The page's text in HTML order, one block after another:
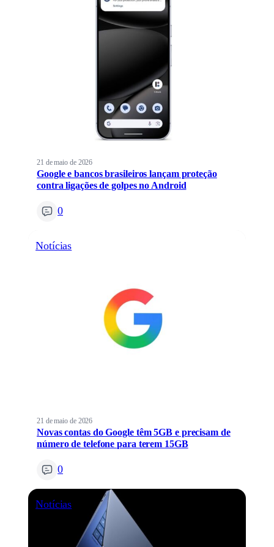
21 de maio de 2026
Google e bancos brasileiros lançam proteção
contra ligações de golpes no Android
0
Notícias
21 de maio de 2026
Novas contas do Google têm 5GB e precisam de
número de telefone para terem 15GB
0
Notícias